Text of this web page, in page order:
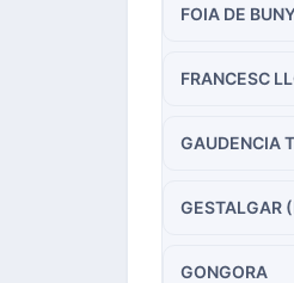
FOIA DE
FRANCESC
GAUDENCIA
GESTALGAR
GONGORA